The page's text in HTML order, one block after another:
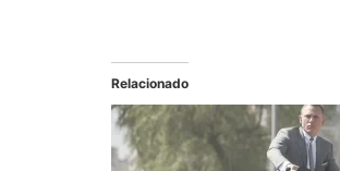
Relacionado